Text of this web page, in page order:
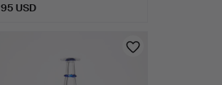
95 USD